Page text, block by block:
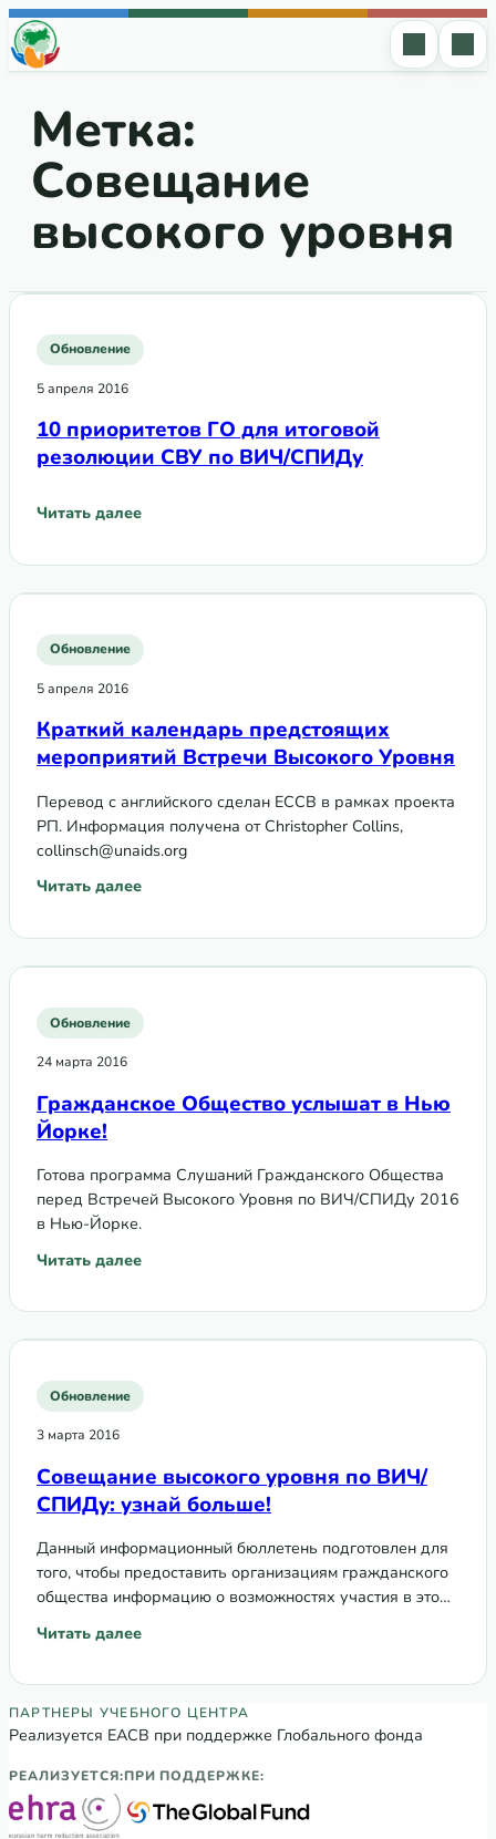
Перейти к содержимому
Метка:
Совещание
высокого уровня
Обновление
5 апреля 2016
10 приоритетов ГО для итоговой
резолюции СВУ по ВИЧ/СПИДу
Читать далее
: 10 приоритетов ГО для итоговой резолюции СВУ по
Обновление
5 апреля 2016
Краткий календарь предстоящих
мероприятий Встречи Высокого Уровня
Перевод с английского сделан ЕССВ в рамках проекта
РП. Информация получена от Christopher Collins,
collinsch@unaids.org
Читать далее
: Краткий календарь предстоящих мероприятий
Обновление
24 марта 2016
Гражданское Общество услышат в Нью
Йорке!
Готова программа Слушаний Гражданского Общества
перед Встречей Высокого Уровня по ВИЧ/СПИДу 2016
в Нью-Йорке.
Читать далее
: Гражданское Общество услышат в Нью Йорке!
Обновление
3 марта 2016
Совещание высокого уровня по ВИЧ/
СПИДу: узнай больше!
Данный информационный бюллетень подготовлен для
того, чтобы предоставить организациям гражданского
общества информацию о возможностях участия в этом
совещании.
Читать далее
: Совещание высокого уровня по ВИЧ/СПИДу: узнай
Партнеры Регионального учебного
ПАРТНЕРЫ УЧЕБНОГО ЦЕНТРА
Реализуется ЕАСВ при поддержке Глобального фонда
РЕАЛИЗУЕТСЯ:ПРИ ПОДДЕРЖКЕ: